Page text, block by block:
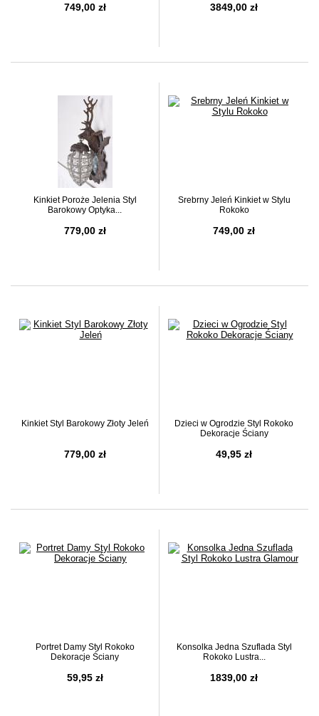
749,00 zł 3849,00 zł
Kinkiet Poroże Jelenia Styl
Barokowy Optyka...
779,00 zł
Srebrny Jeleń Kinkiet w Stylu
Rokoko
749,00 zł
Kinkiet Styl Barokowy Złoty Jeleń
779,00 zł
Dzieci w Ogrodzie Styl Rokoko
Dekoracje Ściany
49,95 zł
Portret Damy Styl Rokoko
Dekoracje Ściany
59,95 zł
Konsolka Jedna Szuflada Styl
Rokoko Lustra...
1839,00 zł